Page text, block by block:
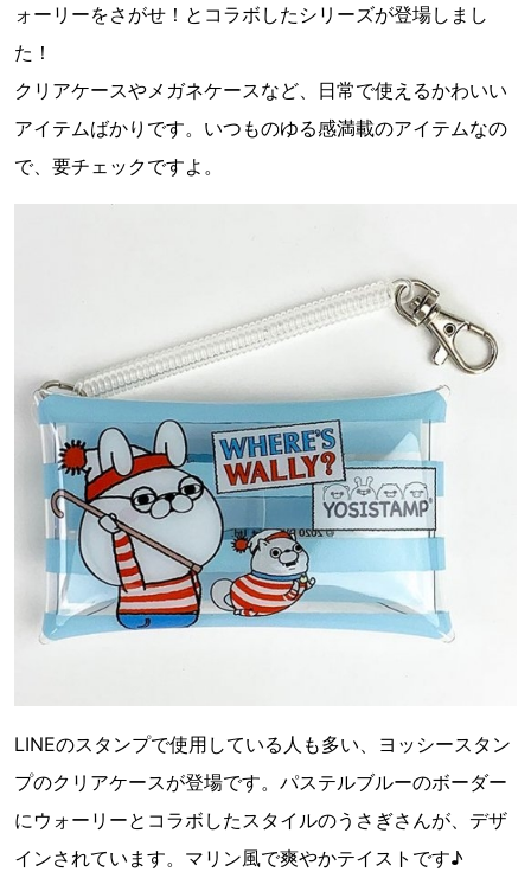
ォーリーをさがせ！とコラボしたシリーズが登場しまし
た！
クリアケースやメガネケースなど、日常で使えるかわいい
アイテムばかりです。いつものゆる感満載のアイテムなの
で、要チェックですよ。
LINEのスタンプで使用している人も多い、ヨッシースタン
プのクリアケースが登場です。パステルブルーのボーダー
にウォーリーとコラボしたスタイルのうさぎさんが、デザ
インされています。マリン風で爽やかテイストです♪